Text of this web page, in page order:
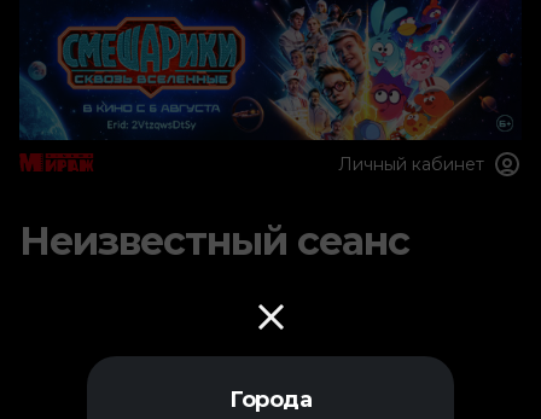
Города
Личный кабинет
Неизвестный сеанс